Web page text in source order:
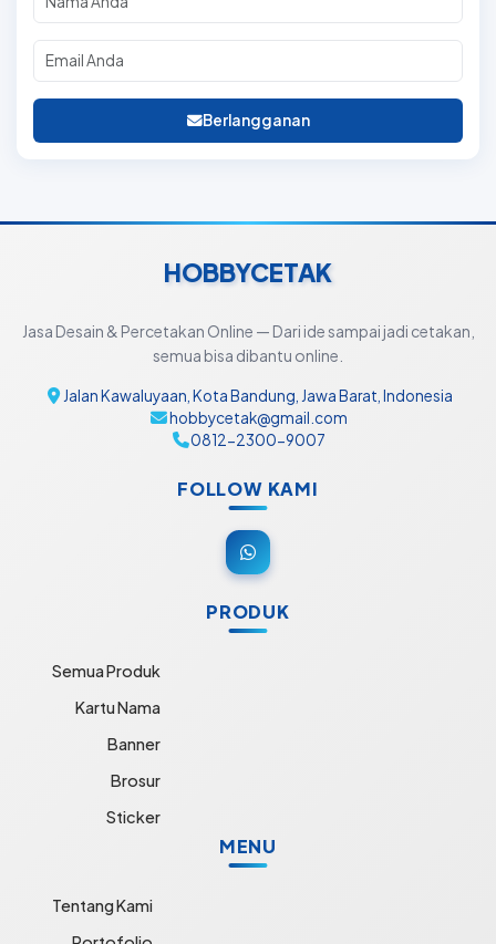
Berlangganan
HOBBYCETAK
Jasa Desain & Percetakan Online — Dari ide sampai jadi cetakan,
semua bisa dibantu online.
Jalan Kawaluyaan, Kota Bandung, Jawa Barat, Indonesia
hobbycetak@gmail.com
0812-2300-9007
FOLLOW KAMI
PRODUK
Semua Produk
Kartu Nama
Banner
Brosur
Sticker
MENU
Tentang Kami